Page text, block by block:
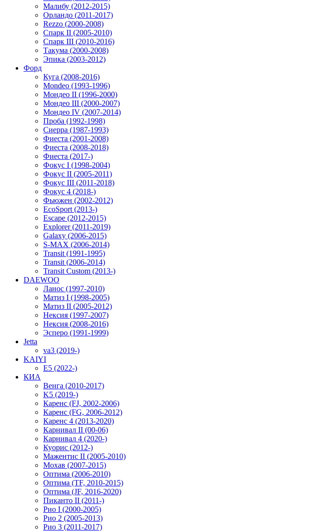
Малибу (2012-2015)
Орландо (2011-2017)
Rezzo (2000-2008)
Спарк II (2005-2010)
Спарк III (2010-2016)
Такума (2000-2008)
Эпика (2003-2012)
Форд
Куга (2008-2016)
Mondeo (1993-1996)
Мондео II (1996-2000)
Мондео III (2000-2007)
Мондео IV (2007-2014)
Проба (1992-1998)
Сиерра (1987-1993)
Фиеста (2001-2008)
Фиеста (2008-2018)
Фиеста (2017-)
Фокус I (1998-2004)
Фокус II (2005-2011)
Фокус III (2011-2018)
Фокус 4 (2018-)
Фьюжен (2002-2012)
EcoSport (2013-)
Escape (2012-2015)
Explorer (2011-2019)
Galaxy (2006-2015)
S-MAX (2006-2014)
Transit (1991-1995)
Transit (2006-2014)
Transit Custom (2013-)
DAEWOO
Ланос (1997-2010)
Матиз I (1998-2005)
Матиз II (2005-2012)
Нексия (1997-2007)
Нексия (2008-2016)
Эсперо (1991-1999)
Jetta
va3 (2019-)
KAIYI
E5 (2022-)
КИА
Венга (2010-2017)
K5 (2019-)
Каренс (FJ, 2002-2006)
Каренс (FG, 2006-2012)
Каренс 4 (2013-2020)
Карнивал II (00-06)
Карнивал 4 (2020-)
Куорис (2012-)
Мажентис II (2005-2010)
Мохав (2007-2015)
Оптима (2006-2010)
Оптима (TF, 2010-2015)
Оптима (JF, 2016-2020)
Пиканто II (2011-)
Рио I (2000-2005)
Рио 2 (2005-2013)
Рио 3 (2011-2017)